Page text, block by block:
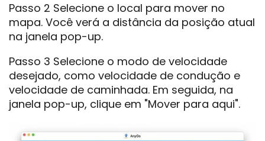
Passo 2 Selecione o local para mover no
mapa. Você verá a distância da posição atual
na janela pop-up.
Passo 3 Selecione o modo de velocidade
desejado, como velocidade de condução e
velocidade de caminhada. Em seguida, na
janela pop-up, clique em "Mover para aqui".